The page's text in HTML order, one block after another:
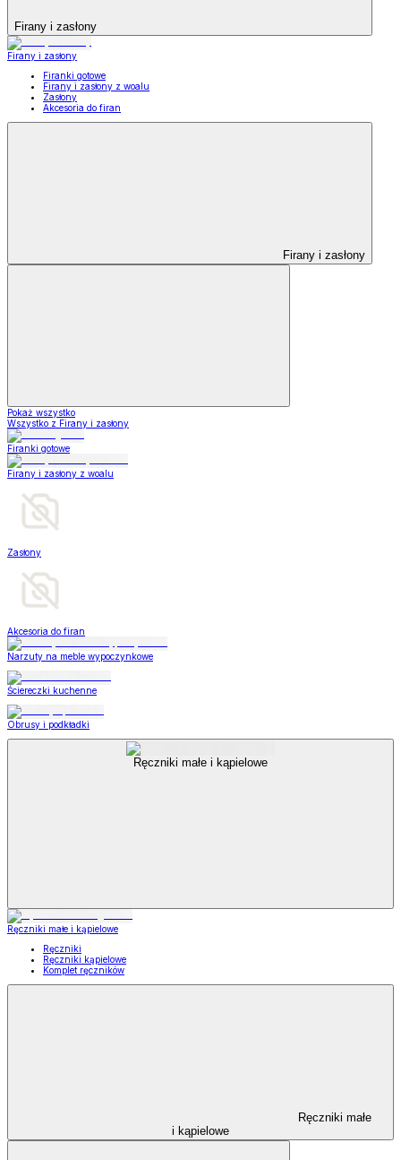
Firany i zasłony
Firany i zasłony
Firanki gotowe
Firany i zasłony z woalu
Zasłony
Akcesoria do firan
Firany i zasłony
Pokaż wszystko
Wszystko z Firany i zasłony
Firanki gotowe
Firany i zasłony z woalu
Zasłony
Akcesoria do firan
Narzuty na meble wypoczynkowe
Ściereczki kuchenne
Obrusy i podkładki
Ręczniki małe i kąpielowe
Ręczniki małe i kąpielowe
Ręczniki
Ręczniki kąpielowe
Komplet ręczników
Ręczniki małe
i kąpielowe